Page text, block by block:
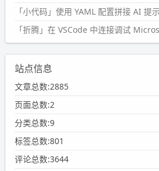
「小代码」使用 YAML 配置拼接 AI 提
「折腾」在 VSCode 中连接调试
站点信息
文章总数:2885
页面总数:2
分类总数:9
标签总数:801
评论总数:3644